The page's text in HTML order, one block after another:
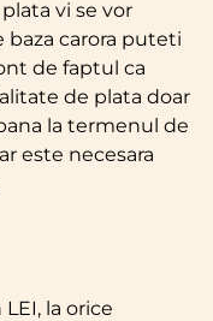
vi se vor
carora puteti
de faptul ca
de plata doar
la termenul de
este necesara
la orice